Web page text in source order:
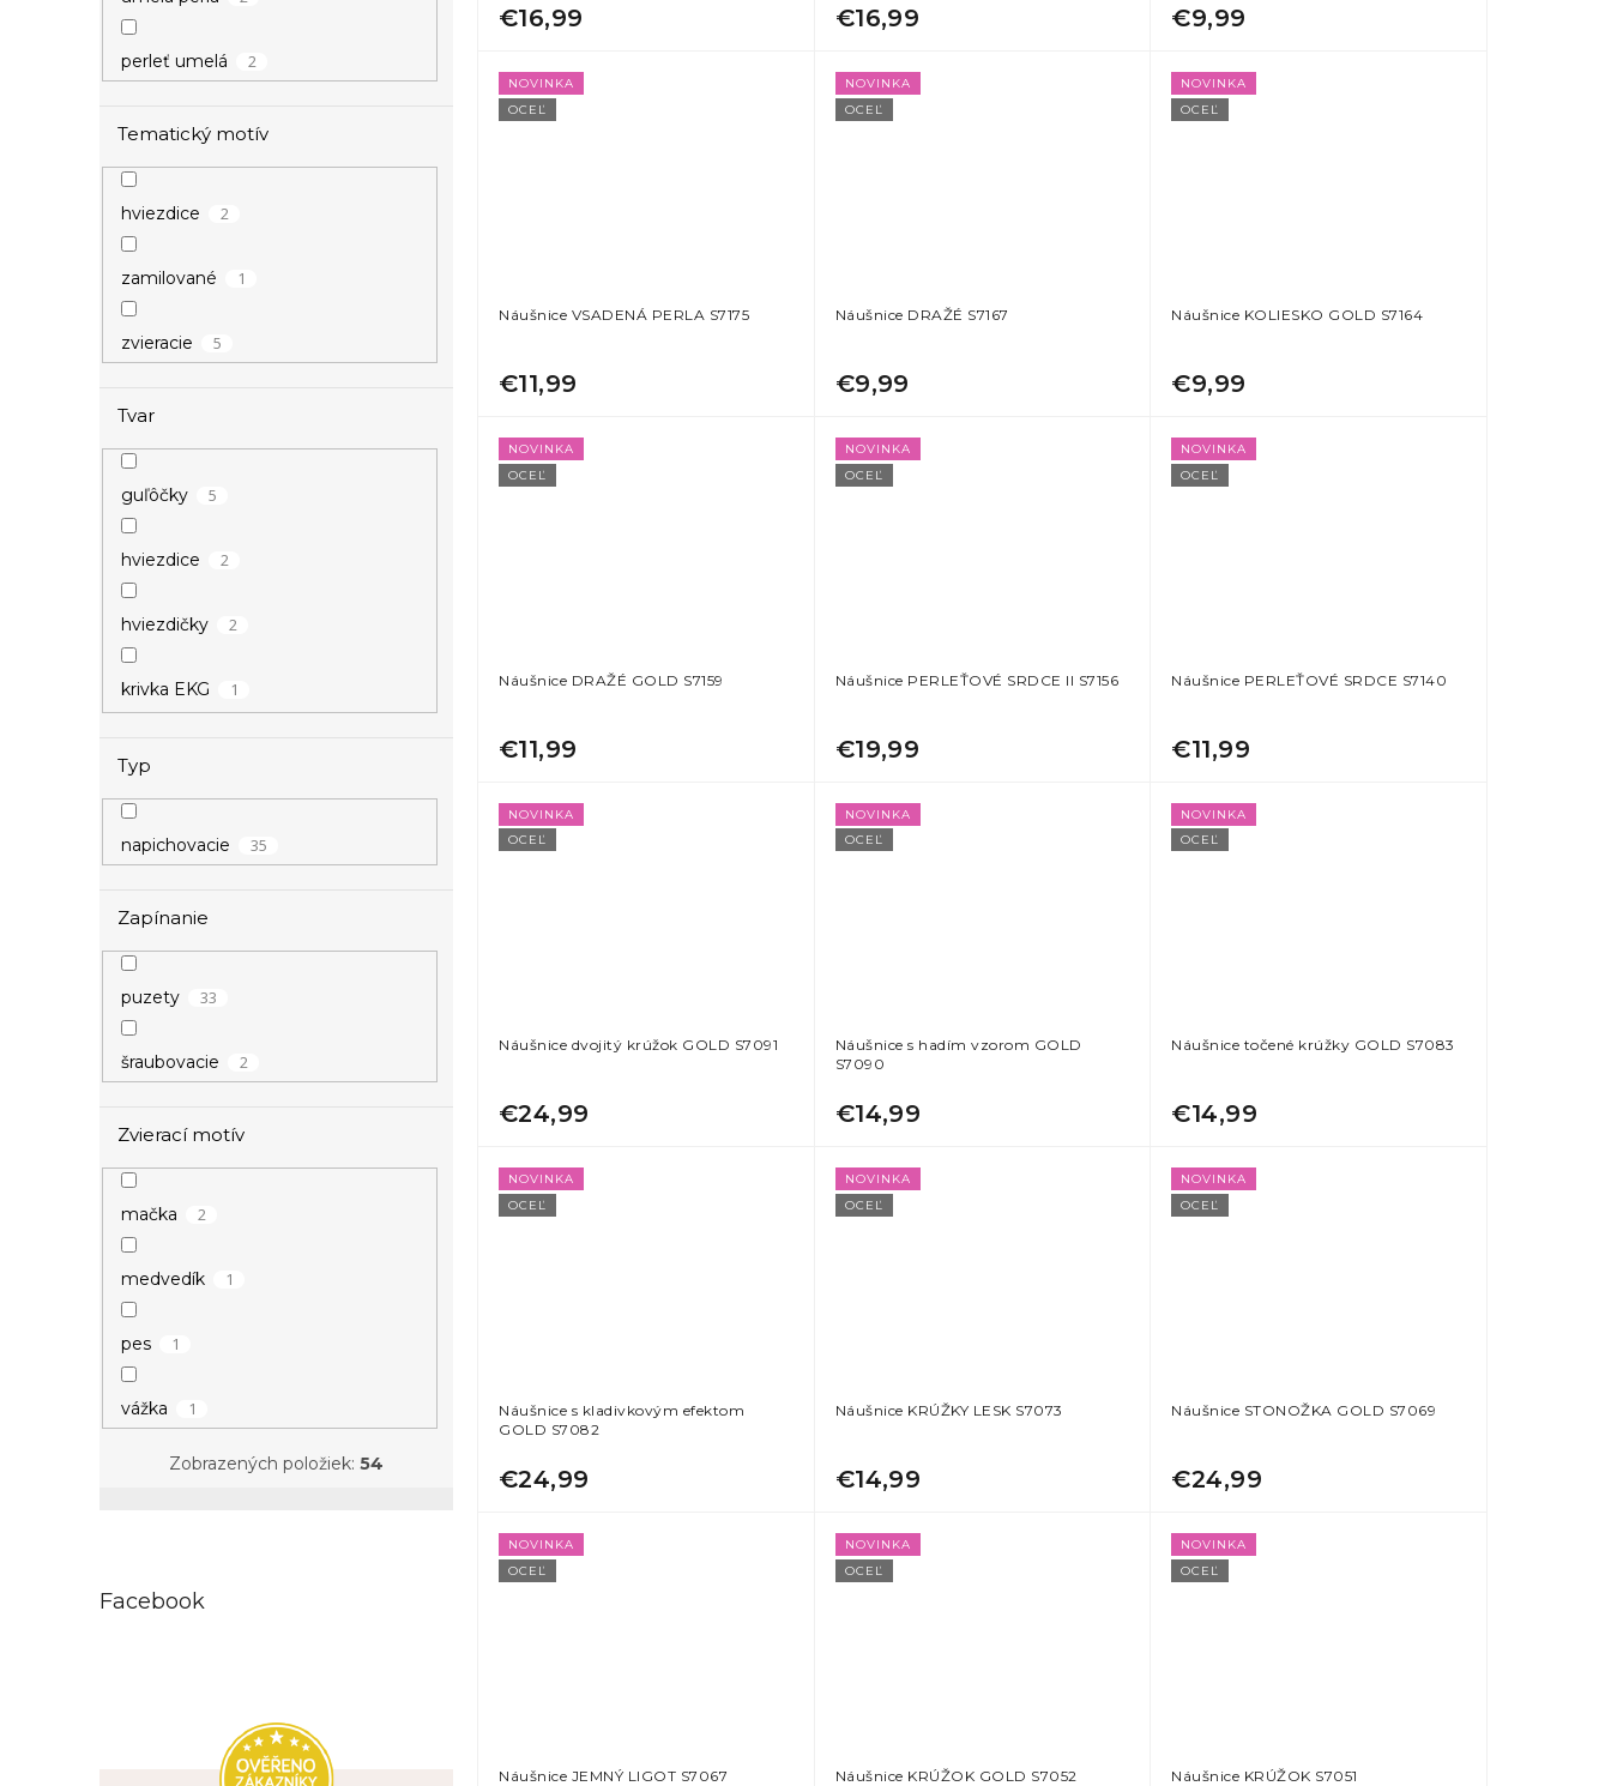
strieborná
zlatá 11
perleť umelá 2
Tematický motív
hviezdice 2
zamilované 1
zvieracie 5
Tvar
guľôčky 5
hviezdice 2
hviezdičky 2
krivka EKG 1
kvietky
srdce
Typ
napichovacie 35
Zapínanie
puzety 33
šraubovacie 2
Zvierací motív
mačka 2
medvedík 1
pes 1
vážka 1
Zobrazených položiek: 54
Facebook
€16,99 €16,99 €9,99
NOVINKA
OCEĽ
Náušnice VSADENÁ PERLA S7175
€11,99
NOVINKA
OCEĽ
Náušnice DRAŽÉ S7167
€9,99
NOVINKA
OCEĽ
Náušnice KOLIESKO GOLD S7164
€9,99
NOVINKA
OCEĽ
Náušnice DRAŽÉ GOLD S7159
€11,99
NOVINKA
OCEĽ
Náušnice PERLEŤOVÉ SRDCE II S7156
€19,99
NOVINKA
OCEĽ
Náušnice PERLEŤOVÉ SRDCE S7140
€11,99
NOVINKA
OCEĽ
Náušnice dvojitý krúžok GOLD S7091
€24,99
NOVINKA
OCEĽ
Náušnice s hadím vzorom GOLD
S7090
€14,99
NOVINKA
OCEĽ
Náušnice točené krúžky GOLD S7083
€14,99
NOVINKA
OCEĽ
Náušnice s kladivkovým efektom
GOLD S7082
€24,99
NOVINKA
OCEĽ
Náušnice KRÚŽKY LESK S7073
€14,99
NOVINKA
OCEĽ
Náušnice STONOŽKA GOLD S7069
€24,99
NOVINKA
OCEĽ
Náušnice JEMNÝ LIGOT S7067
NOVINKA
OCEĽ
Náušnice KRÚŽOK GOLD S7052
NOVINKA
OCEĽ
Náušnice KRÚŽOK S7051